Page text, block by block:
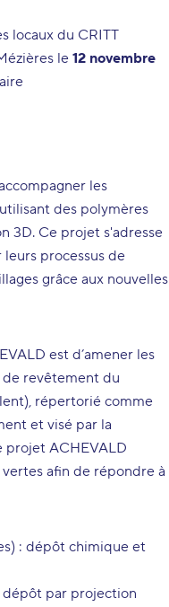
locaux du CRITT
le 12 novembre
les
des polymères
3D. Ce projet s'adresse
processus de
grâce aux nouvelles
est d’amener les
revêtement du
répertorié comme
et visé par la
projet ACHEVALD
afin de répondre à
: dépôt chimique et
dépôt par projection